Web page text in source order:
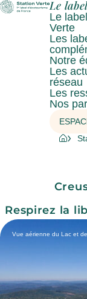
Le
Le
Verte
Les
Notre
Les
réseau
Les
Nos
Respirez la
Vue aérienne du Lac et